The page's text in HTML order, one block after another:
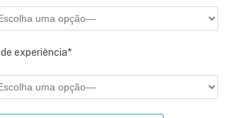
de experiência*